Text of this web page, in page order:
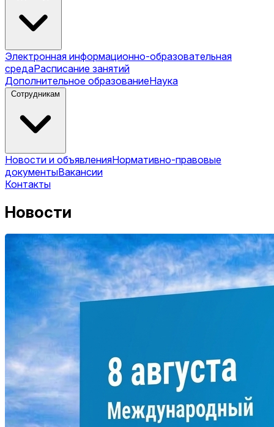
Электронная информационно-образовательная
средаРасписание занятий
Дополнительное образованиеНаука
Сотрудникам
Новости и объявленияНормативно-правовые
документыВакансии
Контакты
Новости